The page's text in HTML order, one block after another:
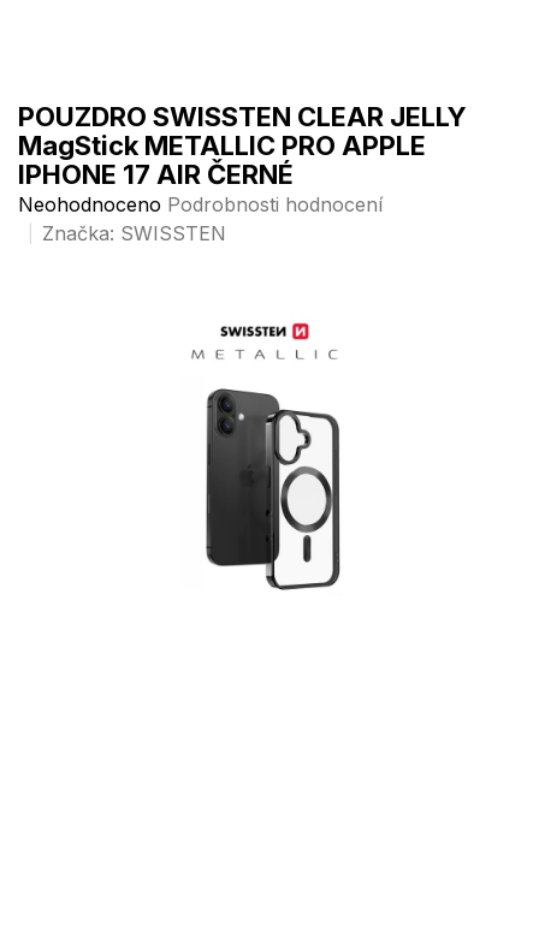
POUZDRO SWISSTEN CLEAR JELLY
MagStick METALLIC PRO APPLE
IPHONE 17 AIR ČERNÉ
Průměrné
hodnocení
Neohodnoceno Podrobnosti hodnocení
Značka: SWISSTEN